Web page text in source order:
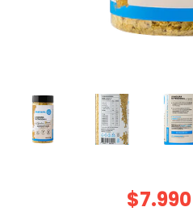
$7.990